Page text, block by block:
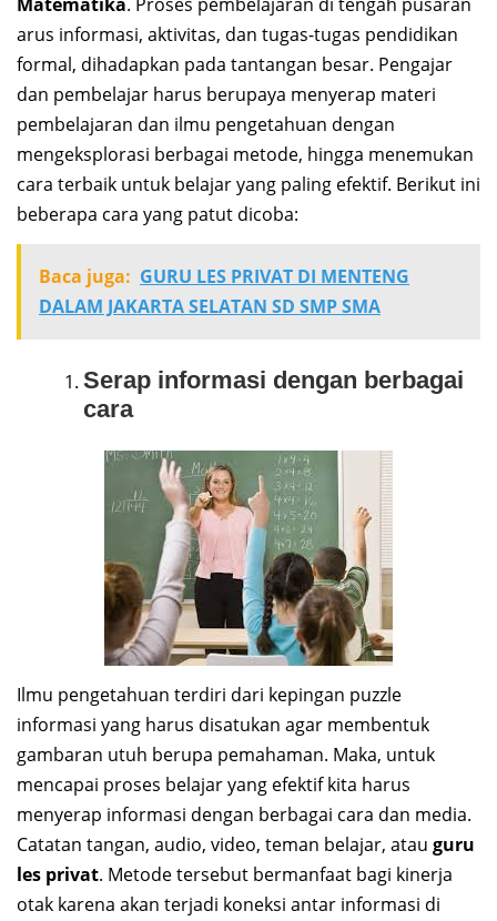
arus informasi, aktivitas, dan tugas-tugas pendidikan
formal, dihadapkan pada tantangan besar. Pengajar
dan pembelajar harus berupaya menyerap materi
pembelajaran dan ilmu pengetahuan dengan
mengeksplorasi berbagai metode, hingga menemukan
cara terbaik untuk belajar yang paling efektif. Berikut ini
beberapa cara yang patut dicoba:
Baca juga: GURU LES PRIVAT DI MENTENG
DALAM JAKARTA SELATAN SD SMP SMA
Serap informasi dengan berbagai
cara
Ilmu pengetahuan terdiri dari kepingan puzzle
informasi yang harus disatukan agar membentuk
gambaran utuh berupa pemahaman. Maka, untuk
mencapai proses belajar yang efektif kita harus
menyerap informasi dengan berbagai cara dan media.
Catatan tangan, audio, video, teman belajar, atau guru
les privat. Metode tersebut bermanfaat bagi kinerja
otak karena akan terjadi koneksi antar informasi di